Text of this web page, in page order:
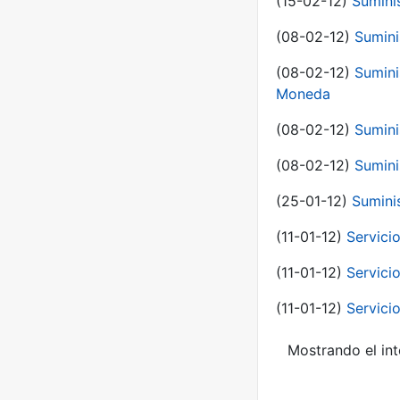
(08-02-12)
(08-02-12)
Moneda
(08-02-12)
(08-02-12)
(25-01-12)
(11-01-12)
(11-01-12)
(11-01-12)
Mostrando el